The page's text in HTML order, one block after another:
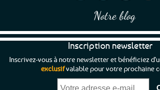
Notre blog
Inscription newsletter
Inscrivez-vous à notre newsletter et bénéficiez
exclusifvalable pour votre prochaine